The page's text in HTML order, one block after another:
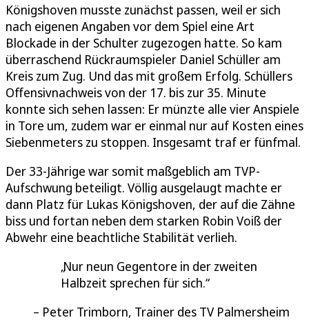
Königshoven musste zunächst passen, weil er sich
nach eigenen Angaben vor dem Spiel eine Art
Blockade in der Schulter zugezogen hatte. So kam
überraschend Rückraumspieler Daniel Schüller am
Kreis zum Zug. Und das mit großem Erfolg. Schüllers
Offensivnachweis von der 17. bis zur 35. Minute
konnte sich sehen lassen: Er münzte alle vier Anspiele
in Tore um, zudem war er einmal nur auf Kosten eines
Siebenmeters zu stoppen. Insgesamt traf er fünfmal.
Der 33-Jährige war somit maßgeblich am TVP-
Aufschwung beteiligt. Völlig ausgelaugt machte er
dann Platz für Lukas Königshoven, der auf die Zähne
biss und fortan neben dem starken Robin Voiß der
Abwehr eine beachtliche Stabilität verlieh.
Nur neun Gegentore in der zweiten
Halbzeit sprechen für sich.
Peter Trimborn, Trainer des TV Palmersheim